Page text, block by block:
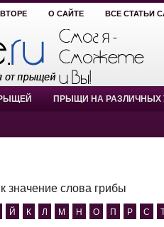
О САЙТЕ ВСЕ СТАТЬИ
ПРЫЩИ НА РАЗЛИЧНЫХ
значение слова грибы
Й К Л М Н О П Р С